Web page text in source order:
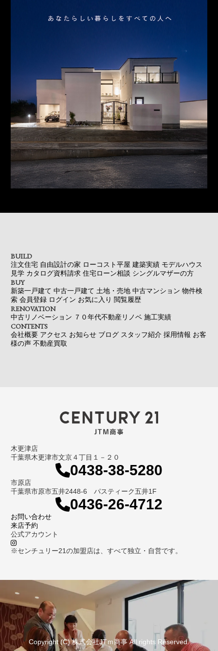
BUILD
注文住宅 自由設計の家 ローコスト平屋 建築実績 モデルハウス
見学 カタログ資料請求 住宅ローン相談 シングルマザーの方
BUY
新築一戸建て 中古一戸建て 土地・売地 中古マンション 物件検
索 会員登録 ログイン お気に入り 閲覧履歴
RENOVATION
中古リノベーション ７０年代不動産リノベ 施工実績
CONTENTS
会社概要 アクセス お知らせ ブログ スタッフ紹介 採用情報 お客
様の声 不動産買取
木更津店
千葉県木更津市文京４丁目１－２０
0438-38-5280
市原店
千葉県市原市五井2448-6 パスティーク五井1F
0436-26-4712
お問い合わせ
来店予約
公式アカウント
※センチュリー21の加盟店は、すべて独立・自営です。
Copyright (C) 株式会社JTｍ商事 All rights Reserved.